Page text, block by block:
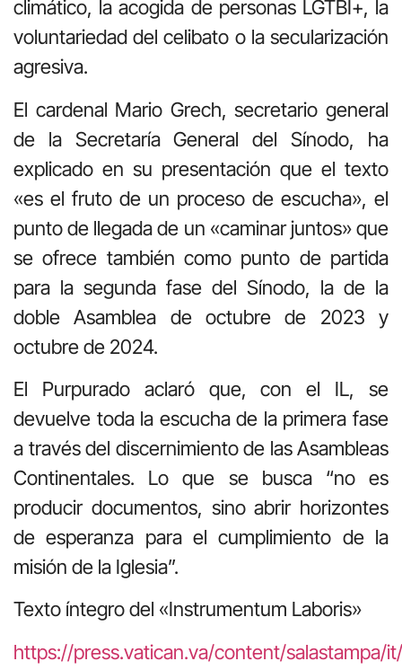
climático, la acogida de personas LGTBI+, la
voluntariedad del celibato o la secularización
agresiva.
El cardenal Mario Grech, secretario general
de la Secretaría General del Sínodo, ha
explicado en su presentación que el texto
«es el fruto de un proceso de escucha», el
punto de llegada de un «caminar juntos» que
se ofrece también como punto de partida
para la segunda fase del Sínodo, la de la
doble Asamblea de octubre de 2023 y
octubre de 2024.
El Purpurado aclaró que, con el IL, se
devuelve toda la escucha de la primera fase
a través del discernimiento de las Asambleas
Continentales. Lo que se busca “no es
producir documentos, sino abrir horizontes
de esperanza para el cumplimiento de la
misión de la Iglesia”.
Texto íntegro del «Instrumentum Laboris»
https://press.vatican.va/content/